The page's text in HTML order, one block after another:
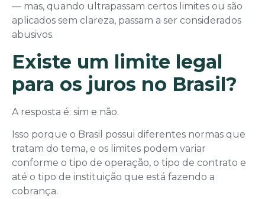
— mas, quando ultrapassam certos limites ou são
aplicados sem clareza, passam a ser considerados
abusivos.
Existe um limite legal
para os juros no Brasil?
A resposta é: sim e não.
Isso porque o Brasil possui diferentes normas que
tratam do tema, e os limites podem variar
conforme o tipo de operação, o tipo de contrato e
até o tipo de instituição que está fazendo a
cobrança.